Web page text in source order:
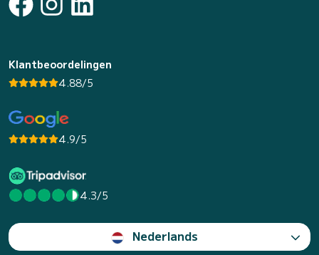
Klantbeoordelingen
4.88/5
4.9/5
4.3/5
Nederlands